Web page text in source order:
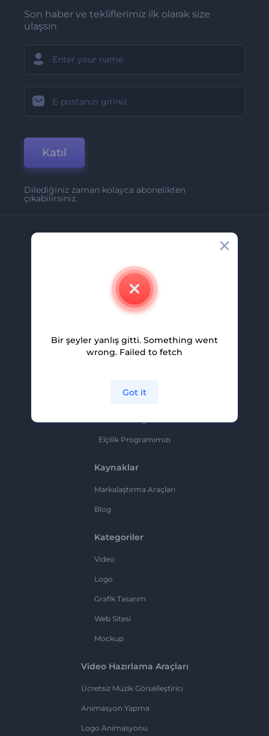
Son haber ve tekliflerimiz ilk olarak size
ulaşsın
Katıl
Dilediğiniz zaman kolayca abonelikten
çıkabilirsiniz.
İletişim
Kariyer
Ortaklık Programı
Elçilik Programımızı
Kaynaklar
Markalaştırma Araçları
Blog
Kategoriler
Video
Logo
Grafik Tasarım
Web Sitesi
Mockup
Video Hazırlama Araçları
Ücretsiz Müzik Görselleştirici
Animasyon Yapma
Logo Animasyonu
Bir şeyler yanlış gitti. Something went
wrong. Failed to fetch
Got it